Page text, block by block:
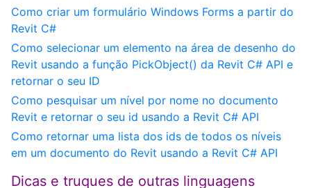
Como criar um formulário Windows Forms a partir do
Revit C#
Como selecionar um elemento na área de desenho do
Revit usando a função PickObject() da Revit C# API e
retornar o seu ID
Como pesquisar um nível por nome no documento
Revit e retornar o seu id usando a Revit C# API
Como retornar uma lista dos ids de todos os níveis
em um documento do Revit usando a Revit C# API
Dicas e truques de outras linguagens